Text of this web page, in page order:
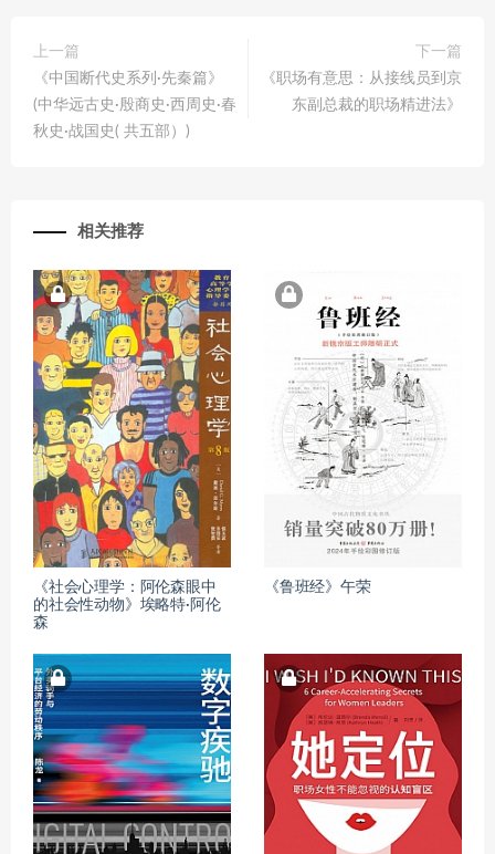
上一篇
《中国断代史系列·先秦篇》
(中华远古史·殷商史·西周史·春
秋史·战国史( 共五部）)
下一篇
《职场有意思：从接线员到京
东副总裁的职场精进法》
相关推荐
《社会心理学：阿伦森眼中
的社会性动物》埃略特·阿伦
森
《鲁班经》午荣